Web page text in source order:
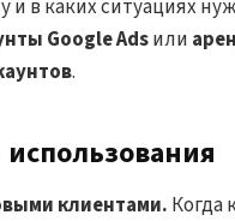
и в каких ситуациях
Google Adsили
.
клиентами. Когда